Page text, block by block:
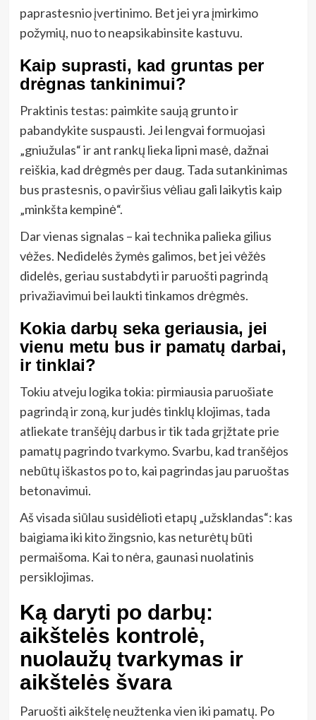
paprastesnio įvertinimo. Bet jei yra įmirkimo
požymių, nuo to neapsikabinsite kastuvu.
Kaip suprasti, kad gruntas per
drėgnas tankinimui?
Praktinis testas: paimkite saują grunto ir
pabandykite suspausti. Jei lengvai formuojasi
„gniužulas“ ir ant rankų lieka lipni masė, dažnai
reiškia, kad drėgmės per daug. Tada sutankinimas
bus prastesnis, o paviršius vėliau gali laikytis kaip
„minkšta kempinė“.
Dar vienas signalas – kai technika palieka gilius
vėžes. Nedidelės žymės galimos, bet jei vėžės
didelės, geriau sustabdyti ir paruošti pagrindą
privažiavimui bei laukti tinkamos drėgmės.
Kokia darbų seka geriausia, jei
vienu metu bus ir pamatų darbai,
ir tinklai?
Tokiu atveju logika tokia: pirmiausia paruošiate
pagrindą ir zoną, kur judės tinklų klojimas, tada
atliekate tranšėjų darbus ir tik tada grįžtate prie
pamatų pagrindo tvarkymo. Svarbu, kad tranšėjos
nebūtų iškastos po to, kai pagrindas jau paruoštas
betonavimui.
Aš visada siūlau susidėlioti etapų „užsklandas“: kas
baigiama iki kito žingsnio, kas neturėtų būti
permaišoma. Kai to nėra, gaunasi nuolatinis
persiklojimas.
Ką daryti po darbų:
aikštelės kontrolė,
nuolaužų tvarkymas ir
aikštelės švara
Paruošti aikštelę neužtenka vien iki pamatų. Po